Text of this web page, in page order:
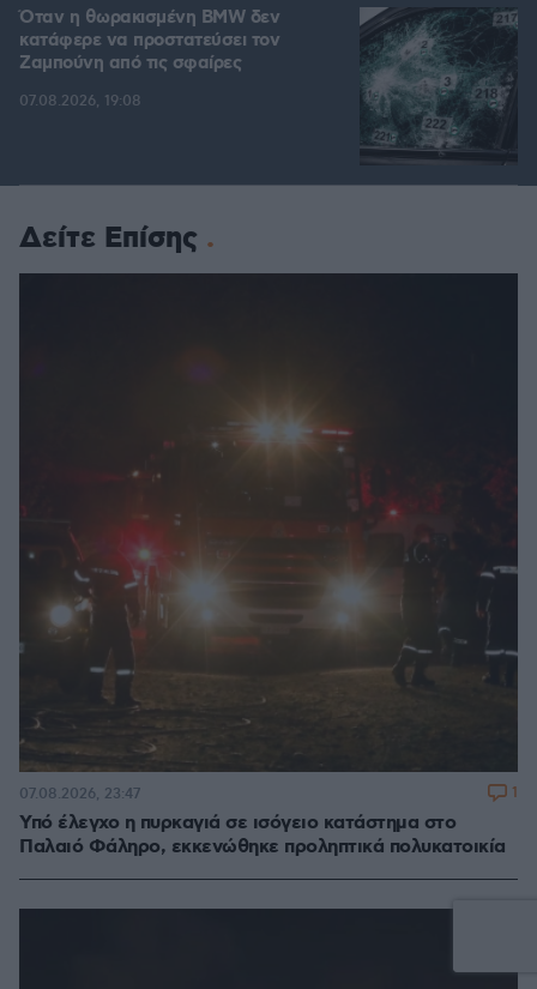
Όταν η θωρακισμένη BMW δεν
κατάφερε να προστατεύσει τον
Ζαμπούνη από τις σφαίρες
07.08.2026, 19:08
Δείτε Επίσης
Υπό έλεγχο η πυρκαγιά σε ισόγειο κατάστημα στο
Παλαιό Φάληρο, εκκενώθηκε προληπτικά πολυκατοικία
07.08.2026, 23:47 1